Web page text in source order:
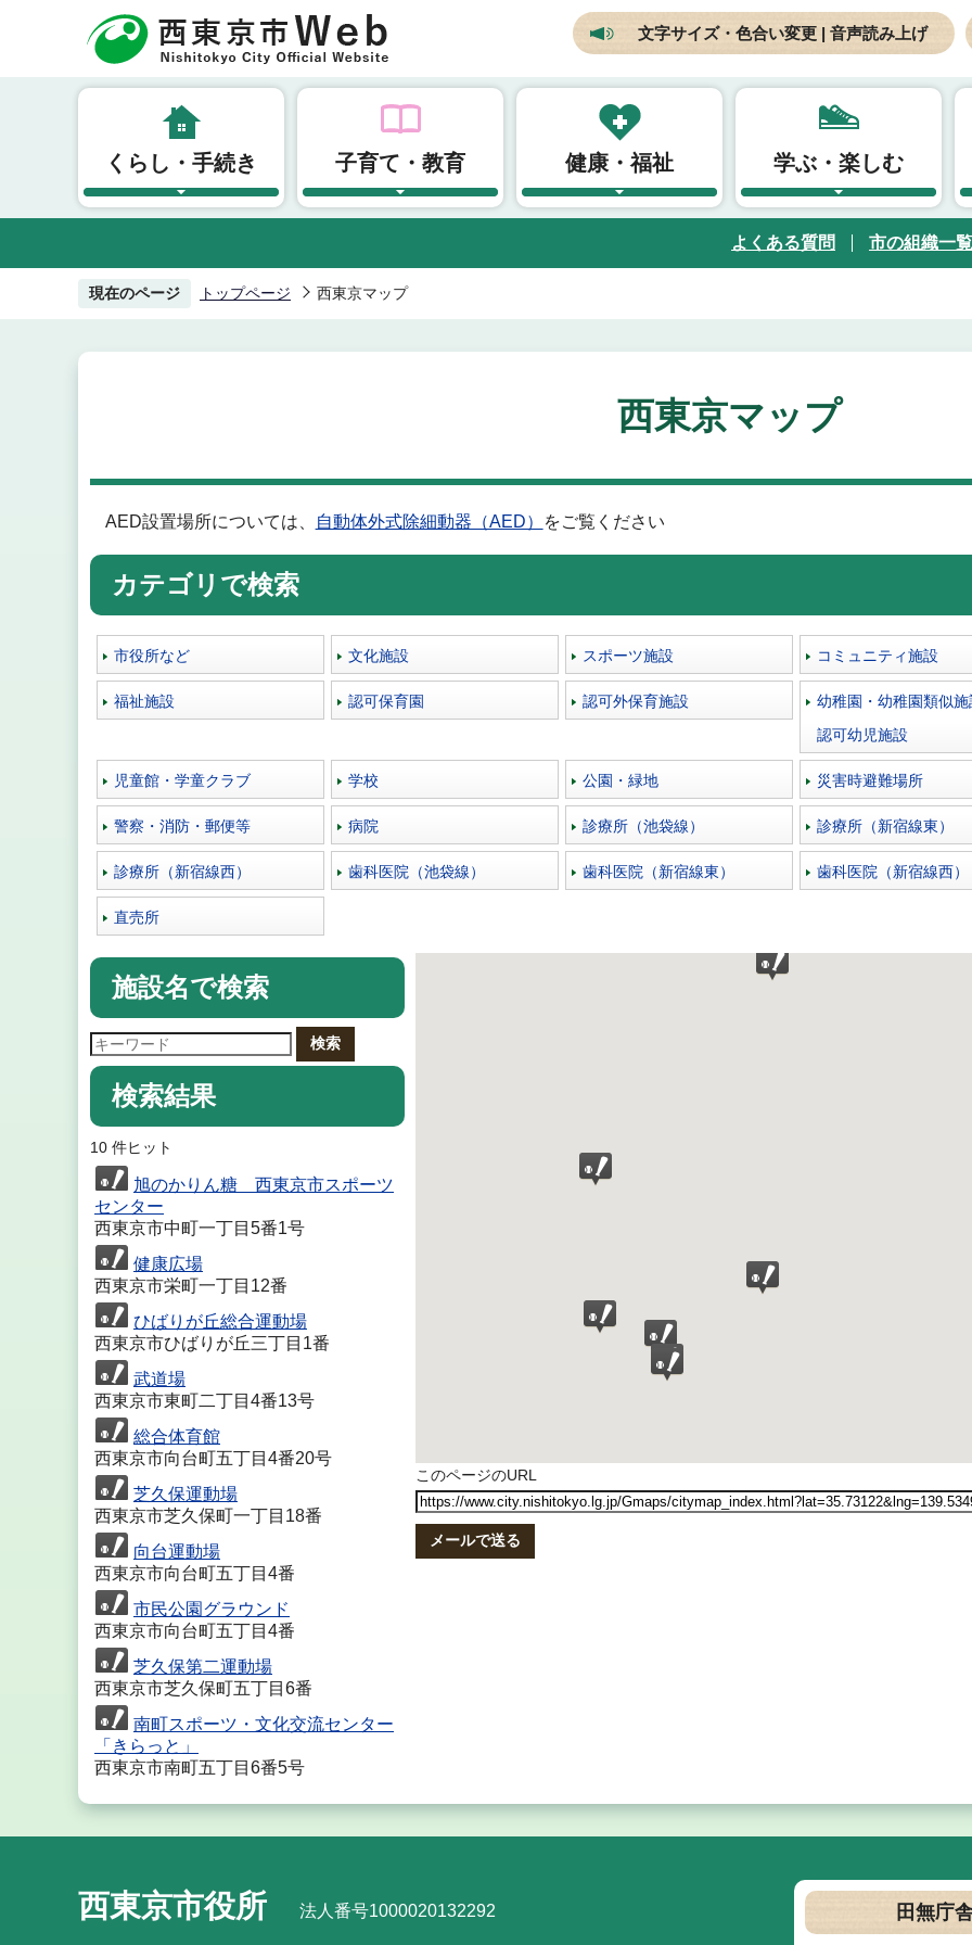
頭
文字サイズ・色合い変更 | 音声読み上げ
くらし・手続き 子育て・教育 健康・福祉 学ぶ・楽しむ
よくある質問 市の組織一覧
現在のページ トップページ 西東京マップ
西東京マップ
AED設置場所については、 自動体外式除細動器（AED） をご覧ください
カテゴリで検索
市役所など 文化施設 スポーツ施設 コミュニティ施設
福祉施設 認可保育園 認可外保育施設
幼稚園・幼稚園類似
認可幼児施設
児童館・学童クラブ 学校 公園・緑地 災害時避難場所
警察・消防・郵便等 病院 診療所（池袋線） 診療所（新宿線東）
診療所（新宿線西） 歯科医院（池袋線） 歯科医院（新宿線東） 歯科医院（新宿線西）
直売所
施設名で検索
検索
検索結果
10 件ヒット
旭のかりん糖 西東京市スポーツ
センター
西東京市中町一丁目5番1号
健康広場
西東京市栄町一丁目12番
ひばりが丘総合運動場
西東京市ひばりが丘三丁目1番
武道場
西東京市東町二丁目4番13号
総合体育館
西東京市向台町五丁目4番20号
芝久保運動場
西東京市芝久保町一丁目18番
向台運動場
西東京市向台町五丁目4番
市民公園グラウンド
西東京市向台町五丁目4番
芝久保第二運動場
西東京市芝久保町五丁目6番
南町スポーツ・文化交流センター
「きらっと」
西東京市南町五丁目6番5号
このページのURL
メールで送る
西東京市役所 法人番号1000020132292 田無庁